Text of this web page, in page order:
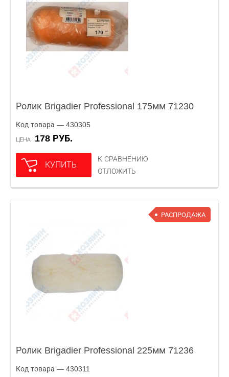
Ролик Brigadier Professional 175мм 71230
Код товара — 430305
ЦЕНА 178 РУБ.
КУПИТЬ
К СРАВНЕНИЮ
ОТЛОЖИТЬ
РАСПРОДАЖА
Ролик Brigadier Professional 225мм 71236
Код товара — 430311